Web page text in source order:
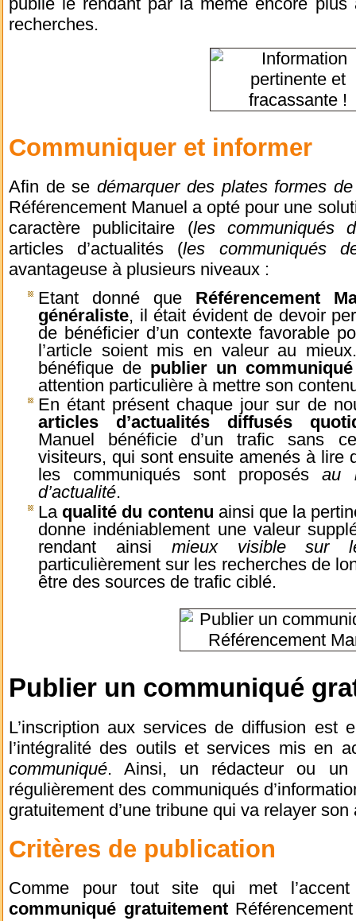
recherches.
Communiquer et informer
Afin de sedémarquer des plates formes
Référencement Manuel a opté pour une
caractère publicitaire (les communiqués
articles d’actualités (les communiqués
avantageuse à plusieurs niveaux :
Etant donné que Référencement
généraliste, il était évident de devoir
de bénéficier d’un contexte favorable
l’article soient mis en valeur au
bénéfique de publier un communiqué
attention particulière à mettre son
En étant présent chaque jour sur de
articles d’actualités diffusés
Manuel bénéficie d’un trafic sans
visiteurs, qui sont ensuite amenés à lire
les communiqués sont proposésau
d’actualité.
La qualité du contenu ainsi que la
donne indéniablement une valeur
rendant ainsi mieux visible sur
particulièrement sur les recherches de
être des sources de trafic ciblé.
Publier un communiqué
L’inscription aux services de diffusion est
l’intégralité des outils et services mis en
communiqué. Ainsi, un rédacteur ou un
régulièrement des communiqués
gratuitement d’une tribune qui va relayer son
Critères de publication
Comme pour tout site qui met
communiqué gratuitement